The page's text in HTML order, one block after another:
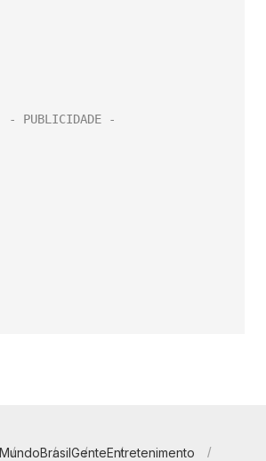
MundoBrasilGenteEntretenimento